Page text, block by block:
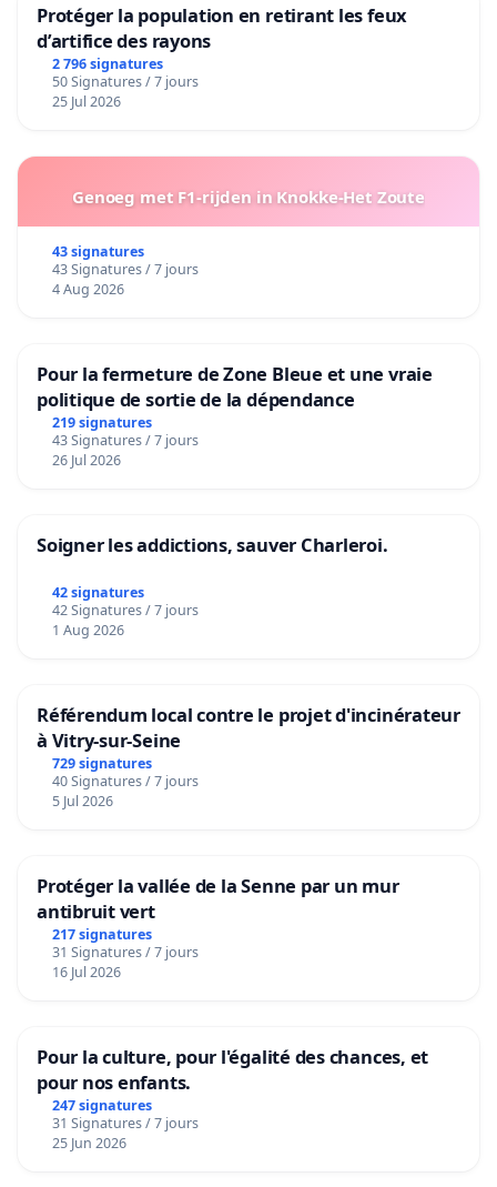
Protéger la population en retirant les feux
d’artifice des rayons
2 796 signatures
50 Signatures / 7 jours
25 Jul 2026
Genoeg met F1-rijden in Knokke-Het Zoute
43 signatures
43 Signatures / 7 jours
4 Aug 2026
Pour la fermeture de Zone Bleue et une vraie
politique de sortie de la dépendance
219 signatures
43 Signatures / 7 jours
26 Jul 2026
Soigner les addictions, sauver Charleroi.
42 signatures
42 Signatures / 7 jours
1 Aug 2026
Référendum local contre le projet d'incinérateur
à Vitry-sur-Seine
729 signatures
40 Signatures / 7 jours
5 Jul 2026
Protéger la vallée de la Senne par un mur
antibruit vert
217 signatures
31 Signatures / 7 jours
16 Jul 2026
Pour la culture, pour l'égalité des chances, et
pour nos enfants.
247 signatures
31 Signatures / 7 jours
25 Jun 2026